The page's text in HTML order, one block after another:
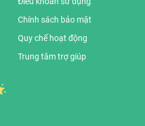
Chính sách bảo mật
Quy chế hoạt động
Trung tâm trợ giúp